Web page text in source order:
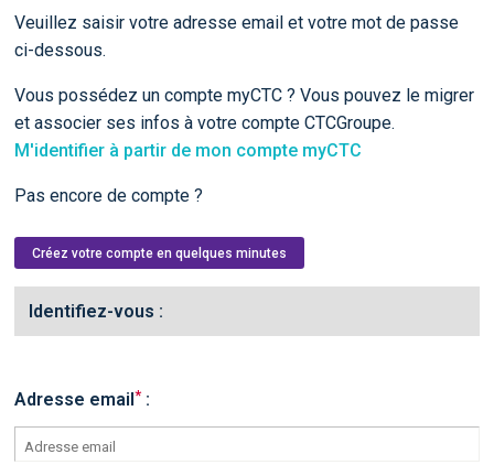
Veuillez saisir votre adresse email et votre mot de passe
ci-dessous.
Vous possédez un compte myCTC ? Vous pouvez le migrer
et associer ses infos à votre compte CTCGroupe.
M'identifier à partir de mon compte myCTC
Pas encore de compte ?
Créez votre compte en quelques minutes
Identifiez-vous :
Adresse email*: